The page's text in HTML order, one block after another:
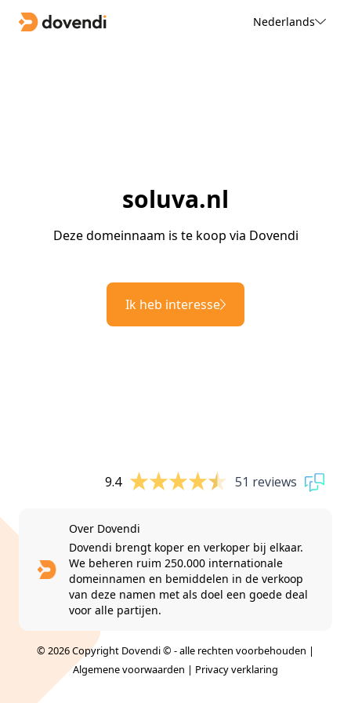
Nederlands
soluva.nl
Deze domeinnaam is te koop via Dovendi
Ik heb interesse
9.4 51 reviews
Over Dovendi
Dovendi brengt koper en verkoper bij elkaar.
We beheren ruim 250.000 internationale
domeinnamen en bemiddelen in de verkoop
van deze namen met als doel een goede deal
voor alle partijen.
© 2026 Copyright Dovendi © - alle rechten voorbehouden |
Algemene voorwaarden | Privacy verklaring